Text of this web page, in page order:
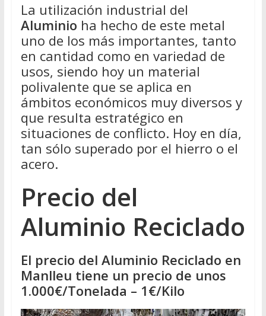
La utilización industrial del
Aluminio ha hecho de este metal
uno de los más importantes, tanto
en cantidad como en variedad de
usos, siendo hoy un material
polivalente que se aplica en
ámbitos económicos muy diversos y
que resulta estratégico en
situaciones de conflicto. Hoy en día,
tan sólo superado por el hierro o el
acero.
Precio del
Aluminio Reciclado
El precio del Aluminio Reciclado en
Manlleu tiene un precio de unos
1.000€/Tonelada – 1€/Kilo